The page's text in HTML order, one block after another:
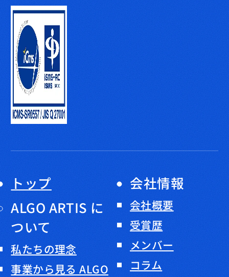
トップ
ALGO ARTIS に
ついて
私たちの理念
事業から見る ALGO
会社情報
会社概要
受賞歴
メンバー
コラム